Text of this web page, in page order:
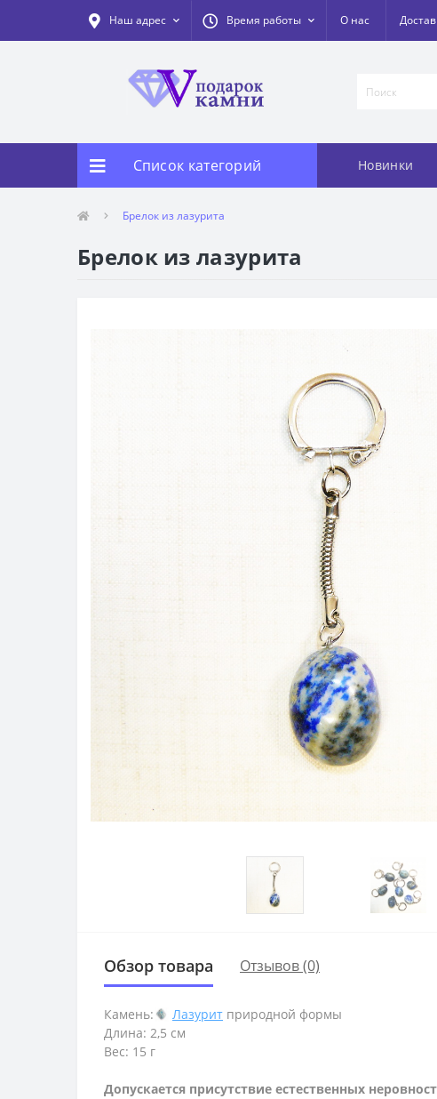
Наш адрес Время работы О нас
Список категорий Новинки
Брелок из лазурита
Брелок из лазурита
Обзор товара Отзывов (0)
Камень: Лазурит природной формы
Длина: 2,5 см
Вес: 15 г
Допускается присутствие естественных